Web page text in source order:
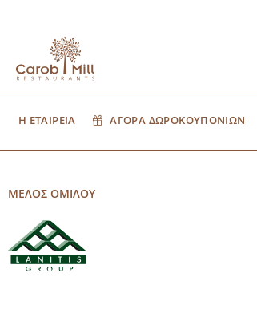
Η ΕΤΑΙΡΕΙΑ ΑΓΟΡΑ ΔΩΡΟΚΟΥΠΟΝΙΩΝ
ΜΕΛΟΣ ΟΜΙΛΟΥ